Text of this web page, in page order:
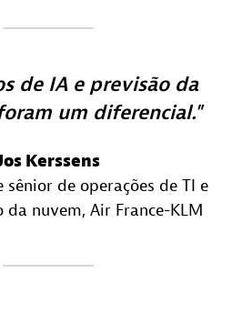
de IA e previsão da
um diferencial.
Kerssens
de operações de TI e
da nuvem, Air France-KLM